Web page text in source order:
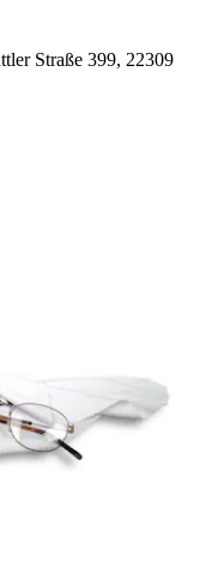
Straße 399, 22309